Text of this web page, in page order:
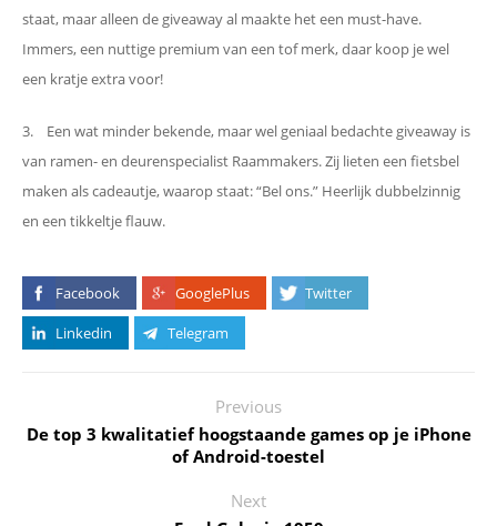
staat, maar alleen de giveaway al maakte het een must-have.
Immers, een nuttige premium van een tof merk, daar koop je wel
een kratje extra voor!
3. Een wat minder bekende, maar wel geniaal bedachte giveaway is
van ramen- en deurenspecialist Raammakers. Zij lieten een fietsbel
maken als cadeautje, waarop staat: “Bel ons.” Heerlijk dubbelzinnig
en een tikkeltje flauw.
Facebook GooglePlus
Twitter
Linkedin
Telegram
Previous
De top 3 kwalitatief hoogstaande games op je iPhone
of Android-toestel
Next